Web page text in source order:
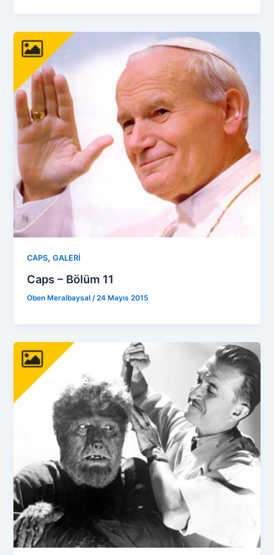
CAPS,GALERİ
Caps – Bölüm 11
Oben Meralbaysal/24 Mayıs 2015